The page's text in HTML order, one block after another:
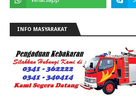
INFO MASYARAKAT